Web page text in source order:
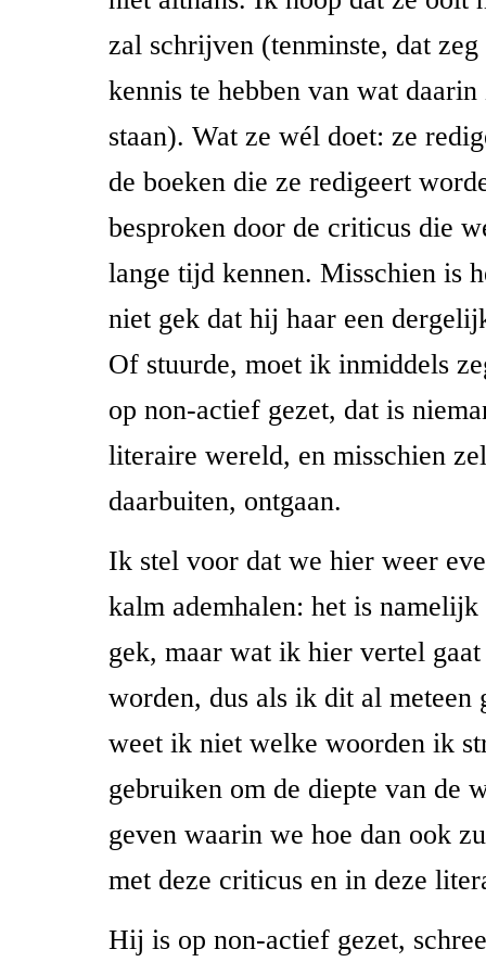
zal schrijven (tenminste, dat
kennis te hebben van wat
staan). Wat ze wél doet: ze
de boeken die ze redigeert
besproken door de criticus die
lange tijd kennen. Misschien is
niet gek dat hij haar een
Of stuurde, moet ik inmiddels
op non-actief gezet, dat is
literaire wereld, en misschien
daarbuiten, ontgaan.
Ik stel voor dat we hier weer
kalm ademhalen: het is
gek, maar wat ik hier vertel
worden, dus als ik dit al meteen
weet ik niet welke woorden ik
gebruiken om de diepte van de
geven waarin we hoe dan ook
met deze criticus en in deze
Hij is op non-actief gezet,